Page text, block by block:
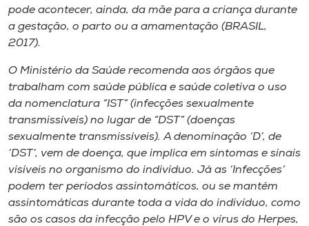
pode acontecer, ainda, da mãe para a criança durante
a gestação, o parto ou a amamentação (BRASIL,
2017).
O Ministério da Saúde recomenda aos órgãos que
trabalham com saúde pública e saúde coletiva o uso
da nomenclatura “IST” (infecções sexualmente
transmissíveis) no lugar de “DST” (doenças
sexualmente transmissíveis). A denominação ‘D’, de
‘DST’, vem de doença, que implica em sintomas e sinais
visíveis no organismo do indivíduo. Já as ‘Infecções’
podem ter períodos assintomáticos, ou se mantém
assintomáticas durante toda a vida do indivíduo, como
são os casos da infecção pelo HPV e o vírus do Herpes,